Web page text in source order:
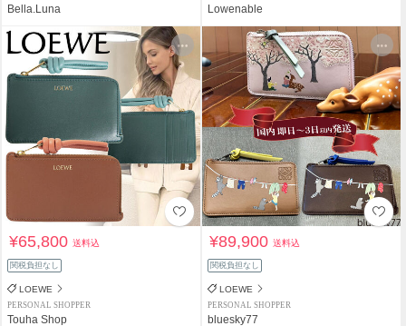
Bella.Luna Lowenable
¥65,800送料込
関税負担なし
LOEWE
PERSONAL SHOPPER
Touha Shop
¥89,900送料込
関税負担なし
LOEWE
PERSONAL SHOPPER
bluesky77